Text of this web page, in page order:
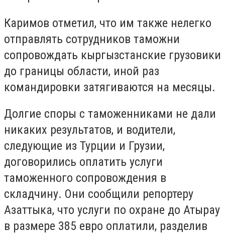
Каримов отметил, что им также нелегко
отправлять сотрудников таможни
сопровождать кыргызстанские грузовики
до границы области, иной раз
командировки затягиваются на месяцы.
Долгие споры с таможенниками не дали
никаких результатов, и водители,
следующие из Турции и Грузии,
договорились оплатить услуги
таможенного сопровождения в
складчину. Они сообщили репортеру
Азаттыка, что услуги по охране до Атырау
в размере 385 евро оплатили, разделив